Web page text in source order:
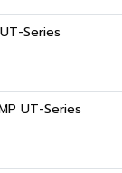
Series
UT-Series